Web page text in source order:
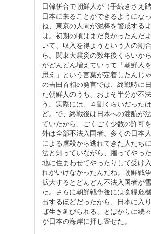
日韓併合で朝鮮人が（手続きさえ
日本に来ることができるようにな
ね、東京の人間が泥棒を警戒する
は。初期の頃はまだ良かったんだ
いて、収入を得ようという人の割
ら。関東大震災の数年後くらいか
がどんどん増えていって「朝鮮人
思え」という言葉が定着したんじ
の吉田首相の発言では、終戦時に
た朝鮮人のうち、およそ半分が不
う。実際には、４割くらいだった
ど。で、終戦後は日本への渡航が
ていたから、ごくごく少数の許可
外は全部不法入国者。多くの日本
による虐殺から逃れてきた人たち
法と知っていながら、雇ってやっ
地に住まわせてやったりして受け
れがいけなかったんだね。朝鮮戦
拡大するとどんどん不法入国者が
た。さらに朝鮮戦争後には食糧危
出するほどだったから、日本に入
ば生き延びられる、とばかりに続
が日本の海岸に押し寄せた。